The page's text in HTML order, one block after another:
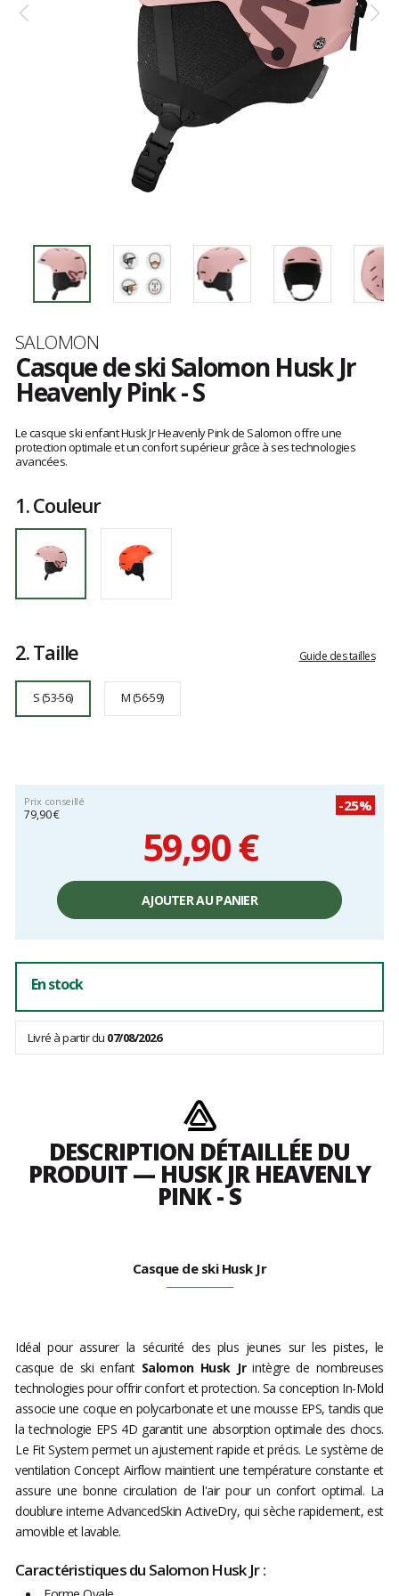
Marque
SALOMON
Casque de ski Salomon Husk Jr
Heavenly Pink - S
S
avis
clients
Le casque ski enfant Husk Jr Heavenly Pink de Salomon offre une
protection optimale et un confort supérieur grâce à ses technologies
avancées.
1.Couleur
2.Taille Guide des tailles
S (53-56) M (56-59)
Prix conseillé
79,90 €
-25%
59,90 €
unitaire,
AJOUTER AU PANIER
En stock
Livré à partir du 07/08/2026
DESCRIPTION DÉTAILLÉE DU
PRODUIT — HUSK JR HEAVENLY
PINK - S
Casque de ski Husk Jr
Idéal pour assurer la sécurité des plus jeunes sur les pistes, le
casque de ski enfant Salomon Husk Jrintègre de nombreuses
technologies pour offrir confort et protection. Sa conception In-Mold
associe une coque en polycarbonate et une mousse EPS, tandis que
la technologie EPS 4D garantit une absorption optimale des chocs.
Le Fit System permet un ajustement rapide et précis. Le système de
ventilation Concept Airflow maintient une température constante et
assure une bonne circulation de l'air pour un confort optimal. La
doublure interne AdvancedSkin ActiveDry, qui sèche rapidement, est
amovible et lavable.
Caractéristiques du Salomon Husk Jr :